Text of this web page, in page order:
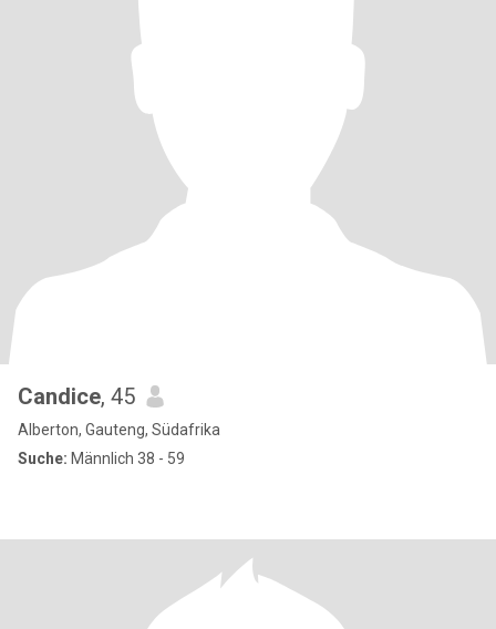
Candice, 45
Alberton, Gauteng, Südafrika
Suche: Männlich 38 - 59